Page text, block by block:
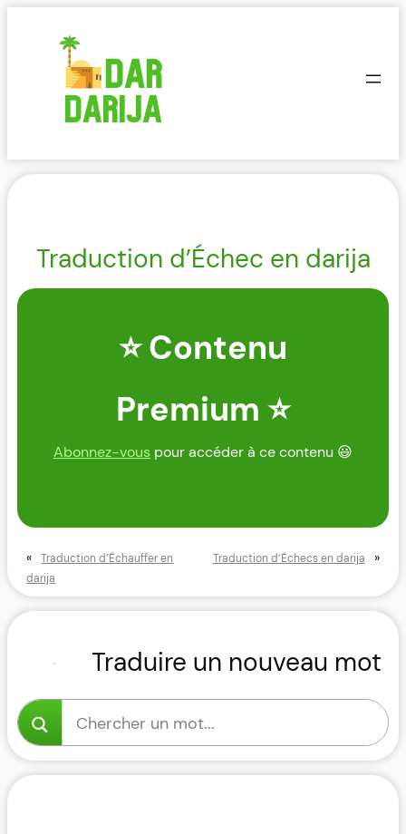
Traduction d’Échec en darija
⭐ Contenu
Premium ⭐
Abonnez-vous pour accéder à ce contenu 😃
«
Traduction d’Échauffer en
darija
Traduction d’Échecs en darija »
Traduire un nouveau mot